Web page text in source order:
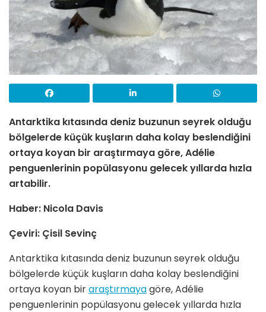
Antarktika kıtasında deniz buzunun seyrek olduğu
bölgelerde küçük kuşların daha kolay beslendiğini
ortaya koyan bir araştırmaya göre, Adélie
penguenlerinin popülasyonu gelecek yıllarda hızla
artabilir.
Haber: Nicola Davis
Çeviri: Çisil Sevinç
Antarktika kıtasında deniz buzunun seyrek olduğu
bölgelerde küçük kuşların daha kolay beslendiğini
ortaya koyan biraraştırmayagöre, Adélie
penguenlerinin popülasyonu gelecek yıllarda hızla